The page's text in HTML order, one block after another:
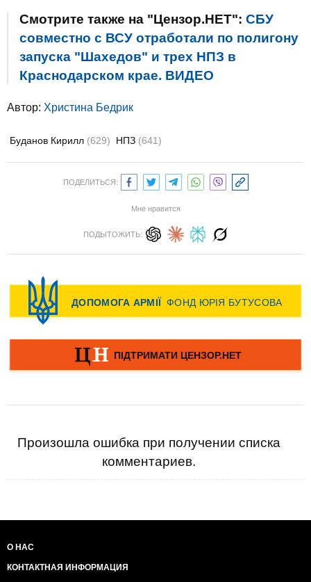
Смотрите также на "Цензор.НЕТ": СБУ
совместно с ВСУ отработали по полигону
запуска "Шахедов" и трех НПЗ в
Краснодарском крае. ВИДЕО
Автор: Христина Бедрик
Буданов Кирилл (629) НПЗ (641)
ПОДЕЛИТЬСЯ:
Мне нравится
ПОДЫТОЖИТЬ:
Произошла ошибка при получении списка
комментариев.
О НАС
КОНТАКТНАЯ ИНФОРМАЦИЯ